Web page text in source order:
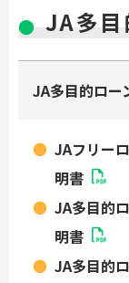
JA多目
JA多目的ロー
JAフリー
明書
JA多目的
明書
JA多目的